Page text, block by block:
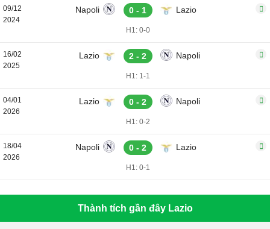
09/12
2024
Napoli 0 - 1 Lazio
H1: 0-0
16/02
2025
Lazio 2 - 2 Napoli
H1: 1-1
04/01
2026
Lazio 0 - 2 Napoli
H1: 0-2
18/04
2026
Napoli 0 - 2 Lazio
H1: 0-1
Thành tích gần đây Lazio